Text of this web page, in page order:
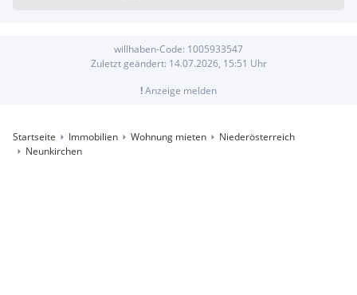
willhaben-Code: 1005933547
Zuletzt geändert: 14.07.2026, 15:51 Uhr
!Anzeige melden
Startseite Immobilien Wohnung mieten
Niederösterreich
Neunkirchen